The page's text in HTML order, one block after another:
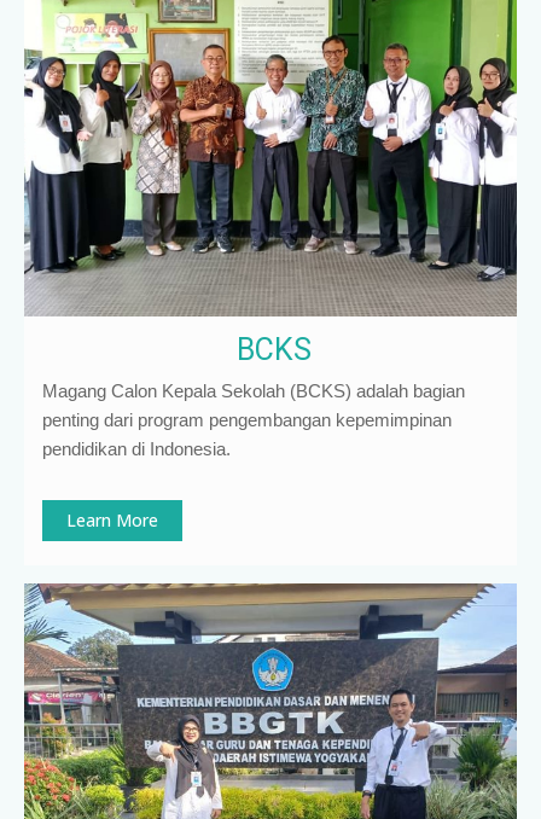
BCKS
Magang Calon Kepala Sekolah (BCKS) adalah bagian
penting dari program pengembangan kepemimpinan
pendidikan di Indonesia.
Learn More